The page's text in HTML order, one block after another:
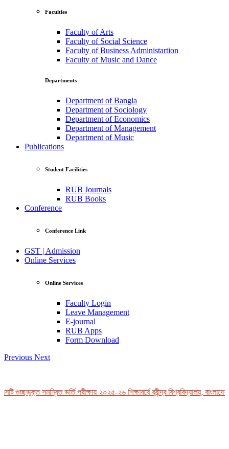
Faculties
Faculty of Arts
Faculty of Social Science
Faculty of Business Administartion
Faculty of Music and Dance
Departments
Department of Bangla
Department of Sociology
Department of Economics
Department of Management
Department of Music
Publications
Student Facilities
RUB Journals
RUB Books
Conference
Conference Link
GST | Admission
Online Services
Online Services
Faculty Login
Leave Management
E-journal
RUB Apps
Form Download
Previous Next
গুচ্ছভুক্ত সমন্বিত ভর্তি পরীক্ষায় ২০২৫-২৬ শিক্ষাবর্ষে রবীন্দ্র বিশ্ববিদ্যালয়,